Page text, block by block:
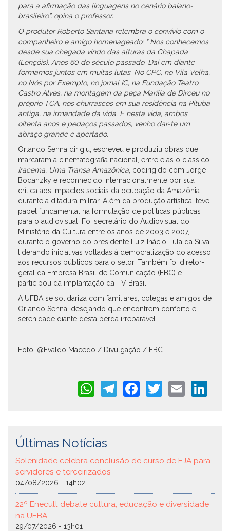
para a afirmação das linguagens no cenário baiano-
brasileiro”, opina o professor.
O produtor Roberto Santana relembra o convívio com o
companheiro e amigo homenageado: " Nos conhecemos
desde sua chegada vindo das alturas da Chapada
(Lençóis). Anos 60 do século passado. Daí em diante
formamos juntos em muitas lutas. No CPC, no Vila Velha,
no Nós por Exemplo, no jornal IC, na Fundação Teatro
Castro Alves, na montagem da peça Marília de Dirceu no
próprio TCA, nos churrascos em sua residência na Pituba
antiga, na irmandade da vida. E nesta vida, ambos
oitenta anos e pedaços passados, venho dar-te um
abraço grande e apertado.
Orlando Senna dirigiu, escreveu e produziu obras que
marcaram a cinematografia nacional, entre elas o clássico
Iracema, Uma Transa Amazônica , codirigido com Jorge
Bodanzky e reconhecido internacionalmente por sua
crítica aos impactos sociais da ocupação da Amazônia
durante a ditadura militar. Além da produção artística, teve
papel fundamental na formulação de políticas públicas
para o audiovisual. Foi secretário do Audiovisual do
Ministério da Cultura entre os anos de 2003 e 2007,
durante o governo do presidente Luiz Inácio Lula da Silva,
liderando iniciativas voltadas à democratização do acesso
aos recursos públicos para o setor. Também foi diretor-
geral da Empresa Brasil de Comunicação (EBC) e
participou da implantação da TV Brasil.
A UFBA se solidariza com familiares, colegas e amigos de
Orlando Senna, desejando que encontrem conforto e
serenidade diante desta perda irreparável.
Foto: @Evaldo Macedo / Divulgação / EBC
WhatsApp
Telegram
Facebook
Twitter
Email
Últimas Notícias
Solenidade celebra conclusão de curso de EJA para
servidores e terceirizados
04/08/2026 - 14h02
22º Enecult debate cultura, educação e diversidade
na UFBA
29/07/2026 - 13h01